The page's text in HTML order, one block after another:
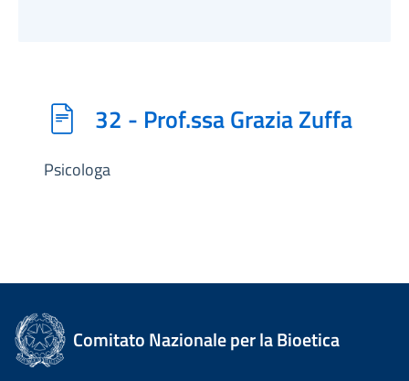
32 - Prof.ssa Grazia Zuffa
Psicologa
Comitato Nazionale per la Bioetica